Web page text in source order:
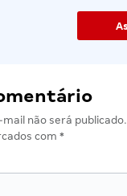
não será publicado.
com *